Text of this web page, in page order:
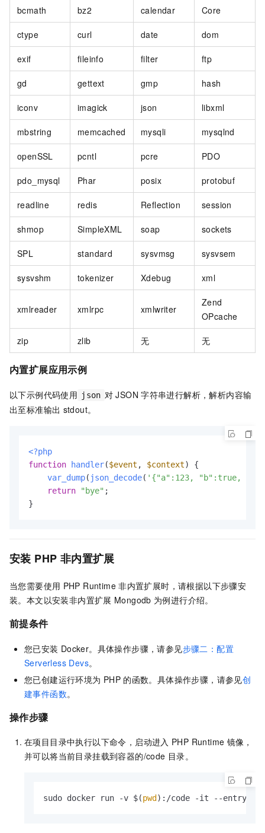
bcmath bz2 calendar Core
ctype curl date dom
exif fileinfo filter ftp
gd gettext gmp hash
iconv imagick json libxml
mbstring memcached mysqli mysqlnd
openSSL pcntl pcre PDO
pdo_mysql Phar posix protobuf
readline redis Reflection session
shmop SimpleXML soap sockets
SPL standard sysvmsg sysvsem
sysvshm tokenizer Xdebug xml
xmlreader xmlrpc xmlwriter
Zend
OPcache
zip zlib 无 无
内置扩展应用示例
以下示例代码使用 json 对 JSON 字符串进行解析，解析内容输
出至标准输出 stdout。
<?php
function
handler($event , $context) {
var_dump( json_decode( '{"a":123, "b":true,
return
"bye" ;
}
安装 PHP 非内置扩展
当您需要使用 PHP Runtime 非内置扩展时，请根据以下步骤安
装。本文以安装非内置扩展 Mongodb 为例进行介绍。
前提条件
您已安装 Docker。 具体操作步骤，请参见步骤二：配置
Serverless Devs。
您已创建运行环境为 PHP 的函数。具体操作步骤，请参见创
建事件函数。
操作步骤
在项目目录中执行以下命令，启动进入 PHP Runtime 镜像，
并可以将当前目录挂载到容器的/code 目录。
sudo docker run -v $(pwd ):/code -it --